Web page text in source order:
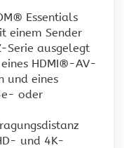
Essentials
einem Sender
Serie ausgelegt
HDMI®-AV-
und eines
oder
und 4K-